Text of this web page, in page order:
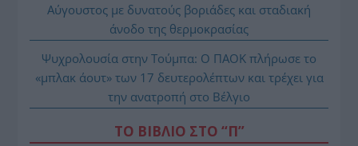
Αύγουστος με δυνατούς βοριάδες και σταδιακή
άνοδο της θερμοκρασίας
Ψυχρολουσία στην Τούμπα: Ο ΠΑΟΚ πλήρωσε το
«μπλακ άουτ» των 17 δευτερολέπτων και τρέχει για
την ανατροπή στο Βέλγιο
ΤΟ ΒΙΒΛΙΟ ΣΤΟ “Π”